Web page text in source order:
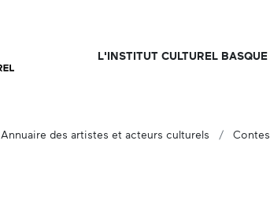
L'INSTITUT CULTUREL BASQUE
Annuaire des artistes et acteurs culturels Contes